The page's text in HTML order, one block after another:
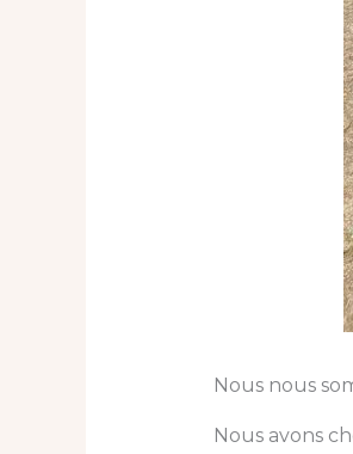
Nous nous
Nous avons